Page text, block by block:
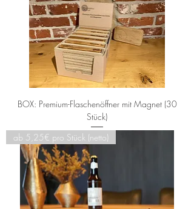
BOX: Premium-Flaschenöffner mit Magnet (30
Stück)
ab 5,25€ pro Stück (netto)